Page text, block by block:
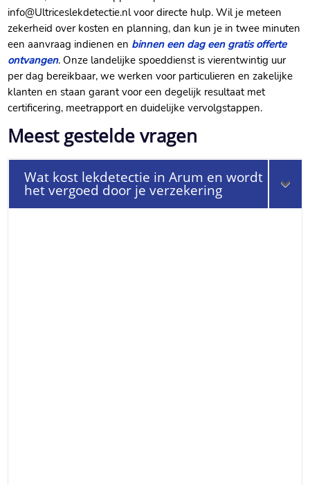
info@Ultriceslekdetectie.​nl voor directe hulp.​ Wil je meteen
zekerheid over kosten en planning, dan kun je in twee minuten
een aanvraag indienen en binnen een dag een gratis offerte
ontvangen.​ Onze landelijke spoeddienst is vierentwintig uur
per dag bereikbaar, we werken voor particulieren en zakelijke
klanten en staan garant voor een degelijk resultaat met
certificering, meetrapport en duidelijke vervolgstappen.​
Meest gestelde vragen
Wat kost lekdetectie in Arum en wordt
het vergoed door je verzekering